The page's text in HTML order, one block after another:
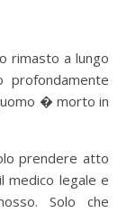
� morto in
prendere atto
medico legale e
Solo che